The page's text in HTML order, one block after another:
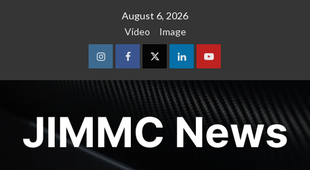
August 6, 2026
Video
Image
InstagramFacebookTwitterLinkedinYoutube
JIMMC News